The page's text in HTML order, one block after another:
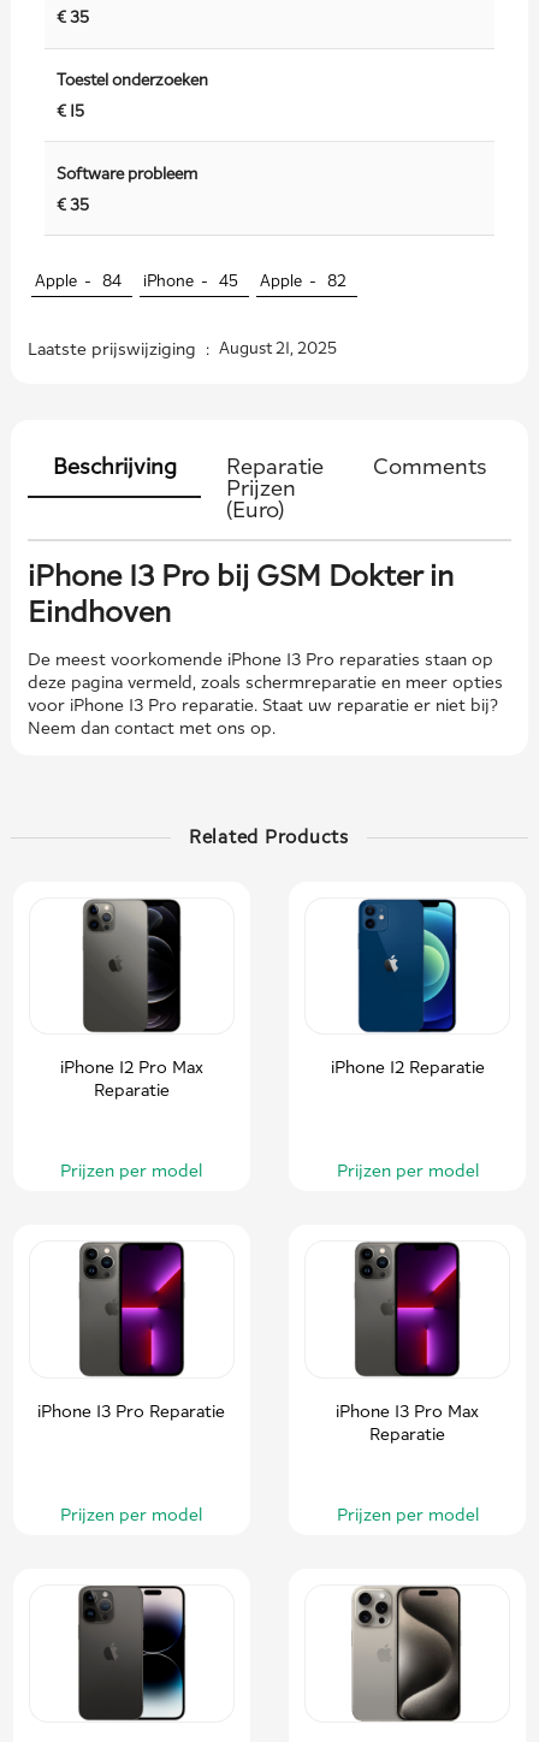
€ 35
Toestel onderzoeken
€ 15
Software probleem
€ 35
Apple - 84 iPhone - 45 Apple - 82
Laatste prijswijziging : August 21, 2025
Beschrijving
Reparatie
Prijzen
(Euro)
Comments
iPhone 13 Pro bij GSM Dokter in
Eindhoven
De meest voorkomende iPhone 13 Pro reparaties staan ​​op
deze pagina vermeld, zoals schermreparatie en meer opties
voor iPhone 13 Pro reparatie. Staat uw reparatie er niet bij?
Neem dan contact met ons op.
Related Products
iPhone 12 Pro Max
Reparatie
Prijzen per model
iPhone 12 Reparatie
Prijzen per model
iPhone 13 Pro Reparatie
Prijzen per model
iPhone 13 Pro Max
Reparatie
Prijzen per model